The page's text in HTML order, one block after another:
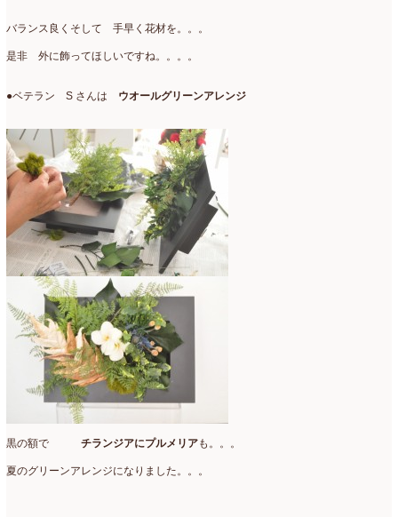
バランス良くそして 手早く花材を。。。
是非 外に飾ってほしいですね。。。。
●ベテラン S さんは ウオールグリーンアレンジ
黒の額で チランジアにプルメリアも。。。
夏のグリーンアレンジになりました。。。